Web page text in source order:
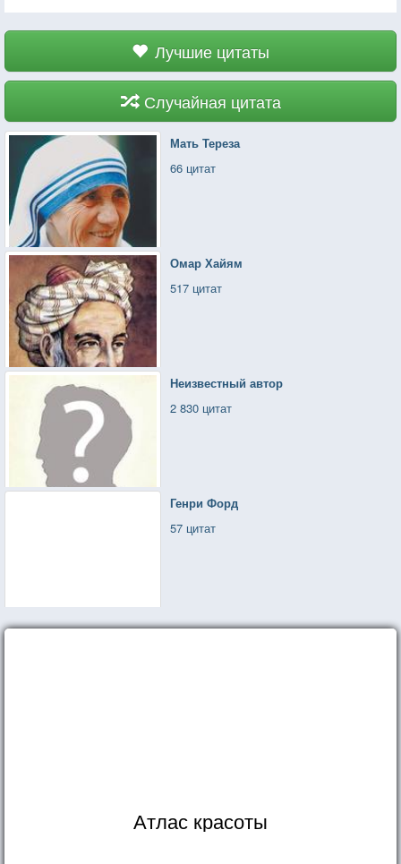
Лучшие цитаты
Случайная цитата
Мать Тереза
66 цитат
Омар Хайям
517 цитат
Неизвестный автор
2 830 цитат
Генри Форд
57 цитат
Атлас красоты